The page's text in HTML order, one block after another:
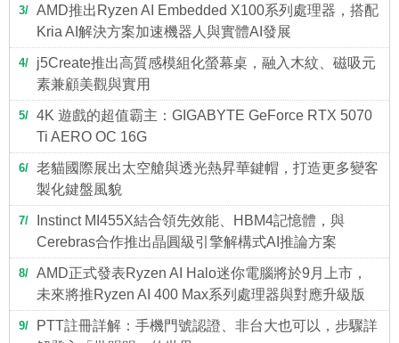
3
AMD推出Ryzen AI Embedded X100系列處理器，搭配
Kria AI解決方案加速機器人與實體AI發展
4
j5Create推出高質感模組化螢幕桌，融入木紋、磁吸元
素兼顧美觀與實用
5
4K 遊戲的超值霸主：GIGABYTE GeForce RTX 5070
Ti AERO OC 16G
6
老貓國際展出太空艙與透光熱昇華鍵帽，打造更多變客
製化鍵盤風貌
7
Instinct MI455X結合領先效能、HBM4記憶體，與
Cerebras合作推出晶圓級引擎解構式AI推論方案
8
AMD正式發表Ryzen AI Halo迷你電腦將於9月上市，
未來將推Ryzen AI 400 Max系列處理器與對應升級版
9
PTT註冊詳解：手機門號認證、非台大也可以，步驟詳